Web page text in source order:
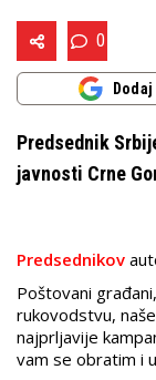
0
Predsednik
javnosti Crne
Predsednikov
Poštovani
rukovodstvu,
najprljavije
vam se obratim i